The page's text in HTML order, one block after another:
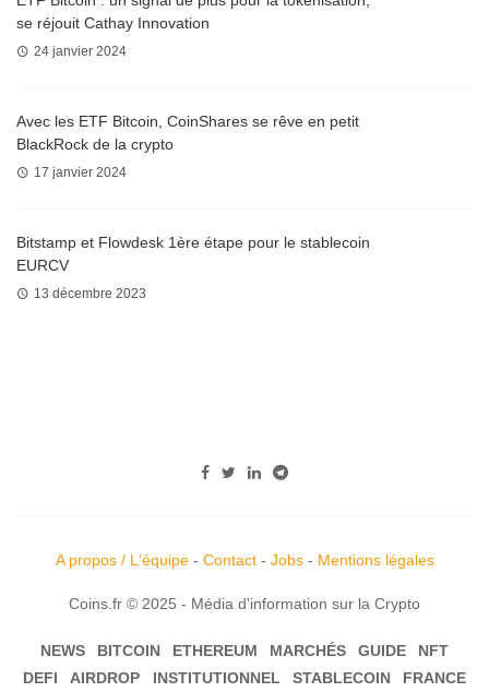
se réjouit Cathay Innovation
24 janvier 2024
Avec les ETF Bitcoin, CoinShares se rêve en petit
BlackRock de la crypto
17 janvier 2024
Bitstamp et Flowdesk 1ère étape pour le stablecoin
EURCV
13 décembre 2023
A propos / L'équipe- Contact- Jobs- Mentions légales
Coins.fr © 2025 - Média d'information sur la Crypto
NEWS BITCOIN ETHEREUM MARCHÉS GUIDE
NFT
DEFI
AIRDROP INSTITUTIONNEL STABLECOIN FRANCE